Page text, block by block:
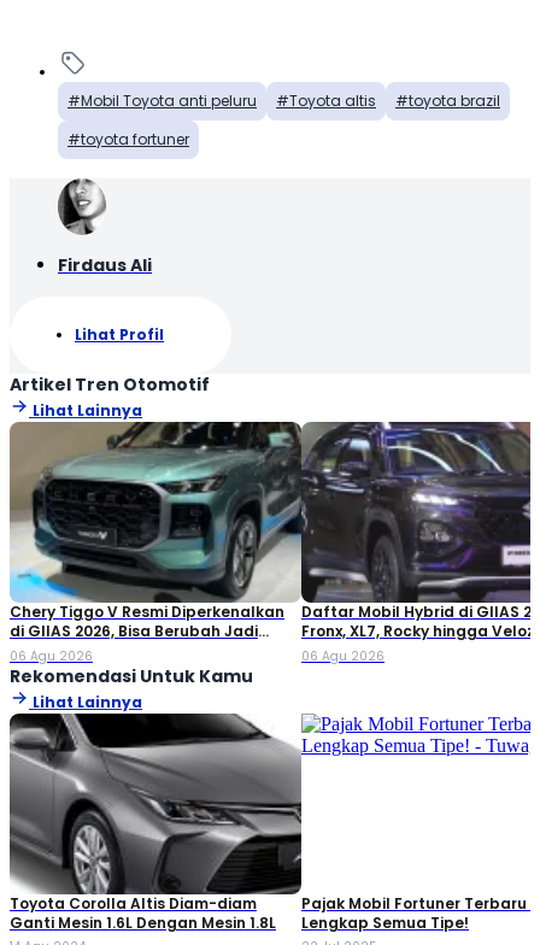
Mobil Toyota anti peluru Toyota altis
toyota brazil
toyota fortuner
Firdaus Ali
Lihat Profil
Artikel Tren Otomotif
Lihat Lainnya
Chery Tiggo V Resmi Diperkenalkan
di GIIAS 2026, Bisa Berubah Jadi
Double Cabin
06 Agu 2026
Daftar Mobil Hybrid di GIIAS
Fronx, XL7, Rocky hingga Veloz!
06 Agu 2026
Rekomendasi Untuk Kamu
Lihat Lainnya
Toyota Corolla Altis Diam-diam
Ganti Mesin 1.6L Dengan Mesin 1.8L
Pajak Mobil Fortuner Terbaru
Lengkap Semua Tipe!